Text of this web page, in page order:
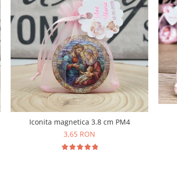
Iconita magnetica 3.8 cm PM4
3,65 RON